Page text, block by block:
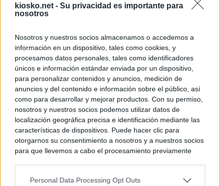
kiosko.net - Su privacidad es importante para
nosotros
Nosotros y nuestros socios almacenamos o accedemos a
información en un dispositivo, tales como cookies, y
procesamos datos personales, tales como identificadores
únicos e información estándar enviada por un dispositivo,
para personalizar contenidos y anuncios, medición de
anuncios y del contenido e información sobre el público, así
como para desarrollar y mejorar productos. Con su permiso,
nosotros y nuestros socios podemos utilizar datos de
localización geográfica precisa e identificación mediante las
características de dispositivos. Puede hacer clic para
otorgarnos su consentimiento a nosotros y a nuestros socios
para que llevemos a cabo el procesamiento previamente
negar su consentimiento. Tenga en cuenta que algún
Personal Data Processing Opt Outs